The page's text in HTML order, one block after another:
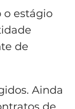
o estágio
de
Ainda